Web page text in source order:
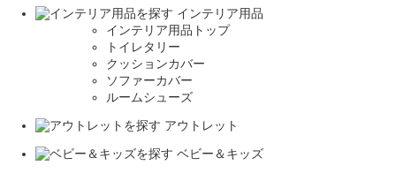
インテリア用品
インテリア用品トップ
トイレタリー
クッションカバー
ソファーカバー
ルームシューズ
アウトレット
ベビー＆キッズ